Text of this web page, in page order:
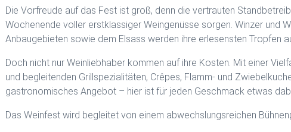
Die Vorfreude auf das Fest ist groß, denn die vertrauten
Wochenende voller erstklassiger Weingenüsse sorgen. Winzer und
Anbaugebieten sowie dem Elsass werden ihre erlesensten Tropfen
Doch nicht nur Weinliebhaber kommen auf ihre Kosten. Mit einer
und begleitenden Grillspezialitäten, Crêpes, Flamm- und
gastronomisches Angebot – hier ist für jeden Geschmack etwas
Das Weinfest wird begleitet von einem abwechslungsreichen